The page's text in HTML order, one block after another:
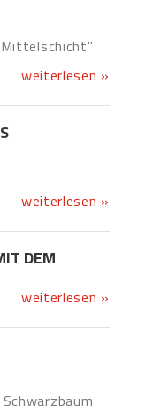
weiterlesen »
weiterlesen »
DEM
weiterlesen »